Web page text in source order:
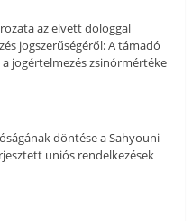
az elvett dologgal
jogszerűségéről: A támadó
jogértelmezés zsinórmértéke
döntése a Sahyouni-
uniós rendelkezések